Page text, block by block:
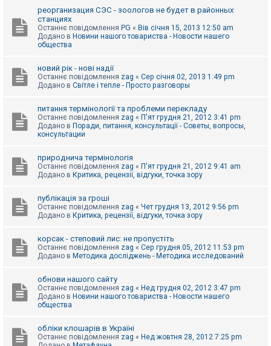
реорганизация СЭС - зоологов не будет в районных
станциях
Останнє повідомлення PG « Вів січня 15, 2013 12:50 am
Додано в Новини нашого товариства - Новости нашего
общества
новий рік - нові надії
Останнє повідомлення zag « Сер січня 02, 2013 1:49 pm
Додано в Світле і тепле - Просто разговоры
питання термінології та проблеми перекладу
Останнє повідомлення zag « П'ят грудня 21, 2012 3:41 pm
Додано в Поради, питання, консультації - Советы, вопросы,
консультации
природнича термінологія
Останнє повідомлення zag « П'ят грудня 21, 2012 9:41 am
Додано в Критика, рецензії, відгуки, точка зору
публікація за гроші
Останнє повідомлення zag « Чет грудня 13, 2012 9:56 pm
Додано в Критика, рецензії, відгуки, точка зору
корсак - степовий лис: не пропустіть
Останнє повідомлення zag « Сер грудня 05, 2012 11:53 pm
Додано в Методика досліджень - Методика исследований
обнови нашого сайту
Останнє повідомлення zag « Нед грудня 02, 2012 3:47 pm
Додано в Новини нашого товариства - Новости нашего
общества
обліки клошарів в Україні
Останнє повідомлення zag « Нед жовтня 28, 2012 7:25 pm